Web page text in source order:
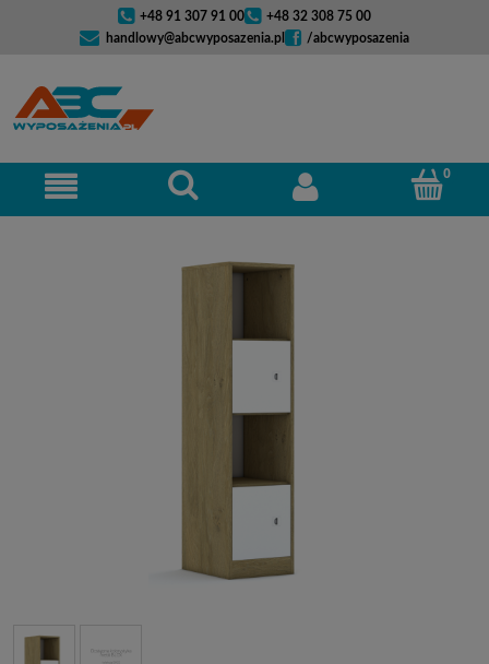
+48 91 307 91 00
+48 32 308 75 00
handlowy@abcwyposazenia.pl
/abcwyposazenia